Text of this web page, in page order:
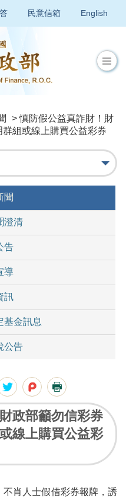
民意信箱 English
> 慎防假公益真詐財！財
組或線上購買公益彩券
聞
澄清
告
導
訊
基金訊息
公告
政部籲勿信彩券
線上購買公益彩
肖人士假借彩券報牌，誘